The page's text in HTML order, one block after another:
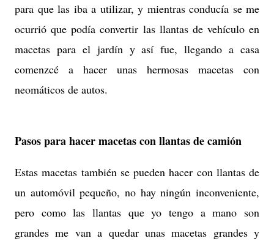
para que las iba a utilizar, y mientras conducía se me
ocurrió que podía convertir las llantas de vehículo en
macetas para el jardín y así fue, llegando a casa
comenzcé a hacer unas hermosas macetas con
neomáticos de autos.
Pasos para hacer macetas con llantas de camión
Estas macetas también se pueden hacer con llantas de
un automóvil pequeño, no hay ningún inconveniente,
pero como las llantas que yo tengo a mano son
grandes me van a quedar unas macetas grandes y